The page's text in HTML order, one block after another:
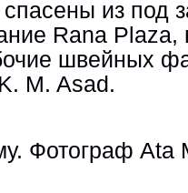
из под
Rana Plaza,
швейных
M. Asad.
Фотограф Ata